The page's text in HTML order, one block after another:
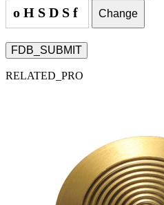
oHSDSf Change
FDB_SUBMIT
RELATED_PRO